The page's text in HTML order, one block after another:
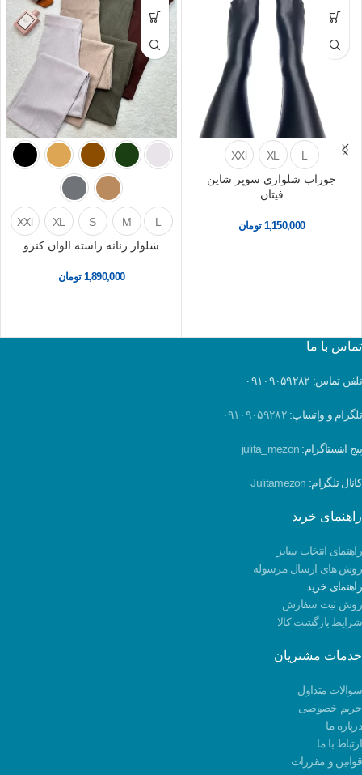
L
XL
XXl
جوراب شلواری سوپر شاین
فیتان
1,150,000 تومان L
M
S
XL
XXl
شلوار زنانه راسته الوان کنزو
1,890,000 تومان
تماس با ما
تلفن تماس: ۰۹۱۰۹۰۵۹۲۸۲
تلگرام و واتساپ:۰۹۱۰۹۰۵۹۲۸۲
پیج اینستاگرام: julita_mezon
کانال تلگرام: Julitamezon
راهنمای خرید
راهنمای انتخاب سایز
روش های ارسال مرسوله
راهنمای خرید
روش ثبت سفارش
شرایط بازگشت کالا
خدمات مشتریان
سوالات متداول
حریم خصوصی
درباره ما
ارتباط با ما
قوانین و مقررات